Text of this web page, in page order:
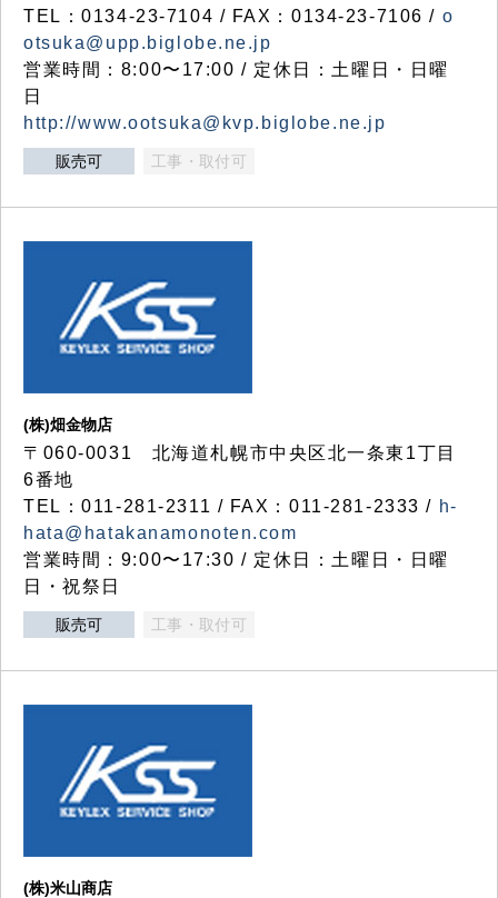
TEL：0134-23-7104 / FAX：0134-23-7106 / o
otsuka@upp.biglobe.ne.jp
営業時間：8:00〜17:00 / 定休日：土曜日・日曜
日
http://www.ootsuka@kvp.biglobe.ne.jp
販売可 工事・取付可
(株)畑金物店
〒060-0031 北海道札幌市中央区北一条東1丁目
6番地
TEL：011-281-2311 / FAX：011-281-2333 / h-
hata@hatakanamonoten.com
営業時間：9:00〜17:30 / 定休日：土曜日・日曜
日・祝祭日
販売可 工事・取付可
(株)米山商店